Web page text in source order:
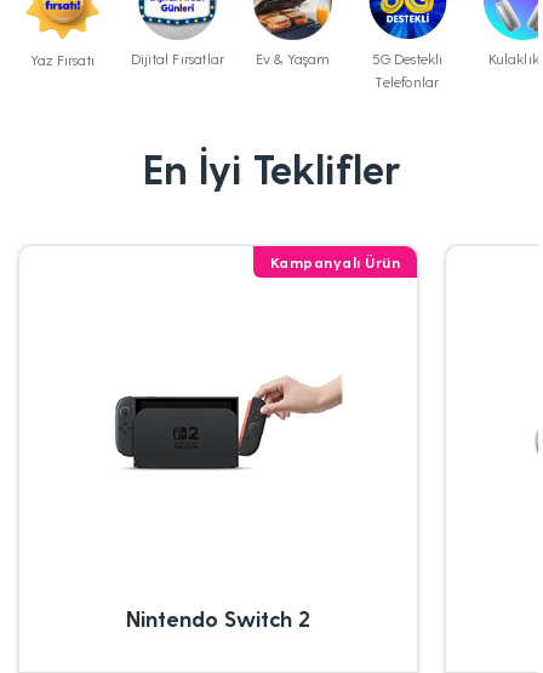
Yaz Fırsatı Dijital Fırsatlar Ev & Yaşam
5G Destekli
Telefonlar
En İyi Teklifler
Kampanyalı Ürün
Nintendo Switch 2